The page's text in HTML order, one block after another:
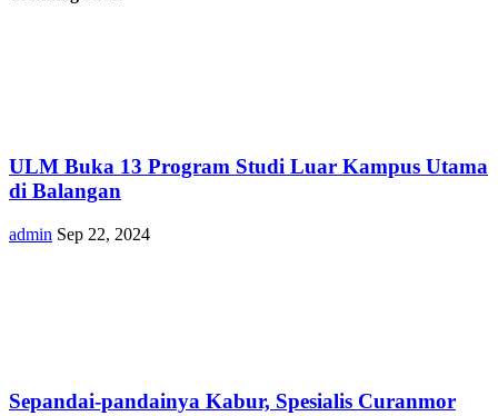
ULM Buka 13 Program Studi Luar Kampus Utama
di Balangan
admin Sep 22, 2024
Sepandai-pandainya Kabur, Spesialis Curanmor